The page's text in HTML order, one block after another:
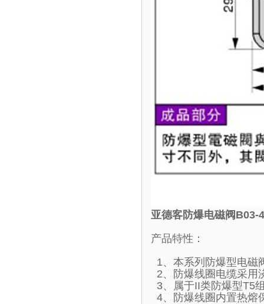
亚德客防爆电磁阀B03-
产品特性：
1、本系列防爆型电磁
2、防爆线圈电缆采用
3、属于II类防爆型T5
4、防爆线圈内置热熔